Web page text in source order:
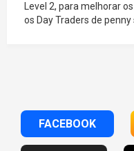
Level 2, para melhorar
os Day Traders de
FACEBOOK